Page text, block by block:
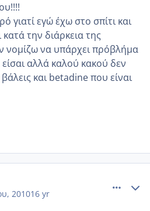
γιατί εγώ έχω στο σπίτι και
την διάρκεια της
νομίζω να υπάρχει πρόβλήμα
αλλά καλού κακού δεν
και betadine που είναι
201016 yr